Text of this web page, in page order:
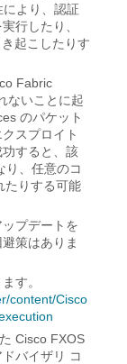
より、認証
行したり、
起こしたりす
Fabric
ないことに起
のパケット
スプロイト
すると、該
り、任意のコ
たりする可能
プデートを
策はありま
す。
content/Cisco
Cisco FXOS
バイザリ コ